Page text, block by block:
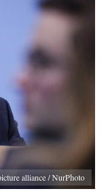
alliance / NurPhoto